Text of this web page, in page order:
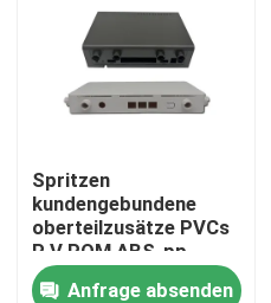
Spritzen
kundengebundene
oberteilzusätze PVCs
P V POM ABS-pp.
Plastik
Anfrage absenden